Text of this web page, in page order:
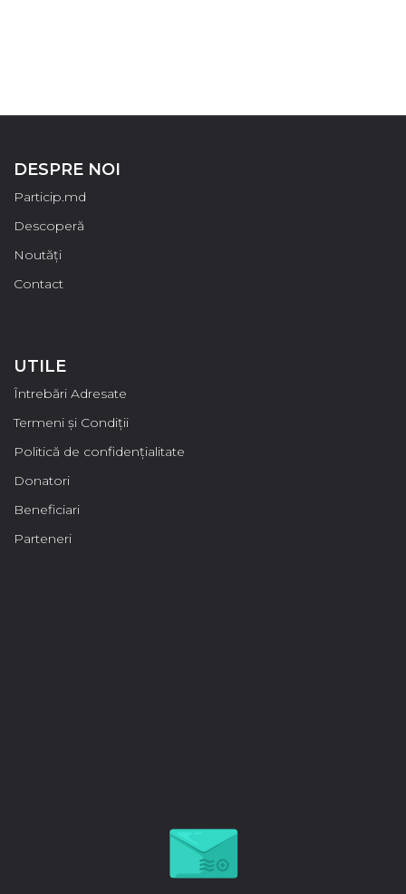
DESPRE NOI
Particip.md
Descoperă
Noutăți
Contact
UTILE
Întrebări Adresate
Termeni și Condiții
Politică de confidențialitate
Donatori
Beneficiari
Parteneri